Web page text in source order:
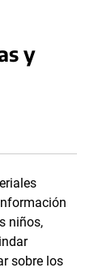
y
niños,
sobre los